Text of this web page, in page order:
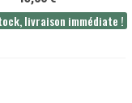
livraison immédiate !